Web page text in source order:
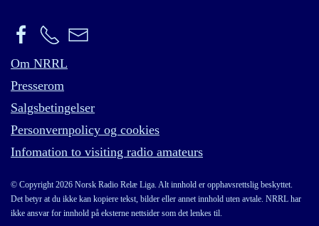
Om NRRL
Presserom
Salgsbetingelser
Personvernpolicy og cookies
Infomation to visiting radio amateurs
© Copyright 2026 Norsk Radio Relæ Liga. Alt innhold er opphavsrettslig beskyttet.
Det betyr at du ikke kan kopiere tekst, bilder eller annet innhold uten avtale. NRRL har
ikke ansvar for innhold på eksterne nettsider som det lenkes til.